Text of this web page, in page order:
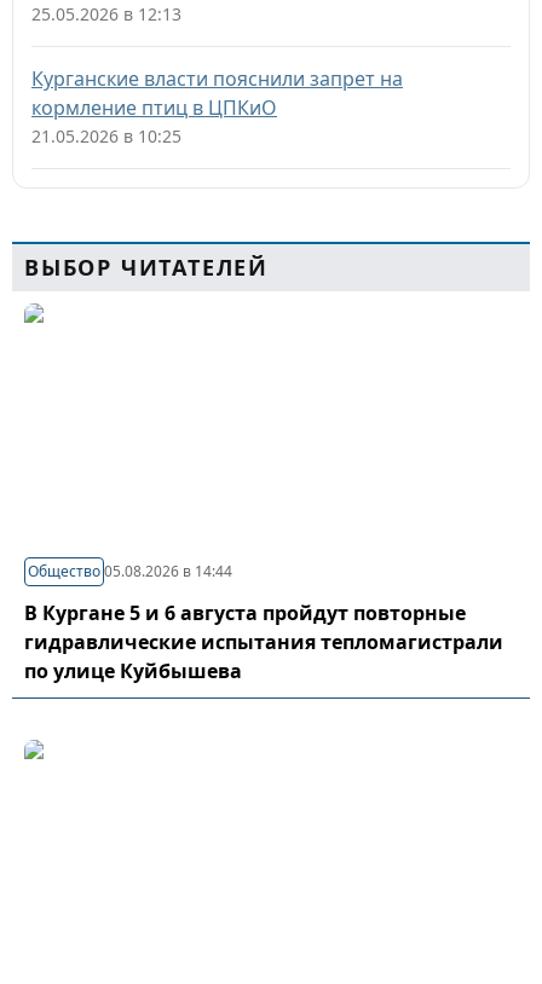
25.05.2026 в 12:13
Курганские власти пояснили запрет на
кормление птиц в ЦПКиО
21.05.2026 в 10:25
ВЫБОР ЧИТАТЕЛЕЙ
Общество05.08.2026 в 14:44
В Кургане 5 и 6 августа пройдут повторные
гидравлические испытания тепломагистрали
по улице Куйбышева